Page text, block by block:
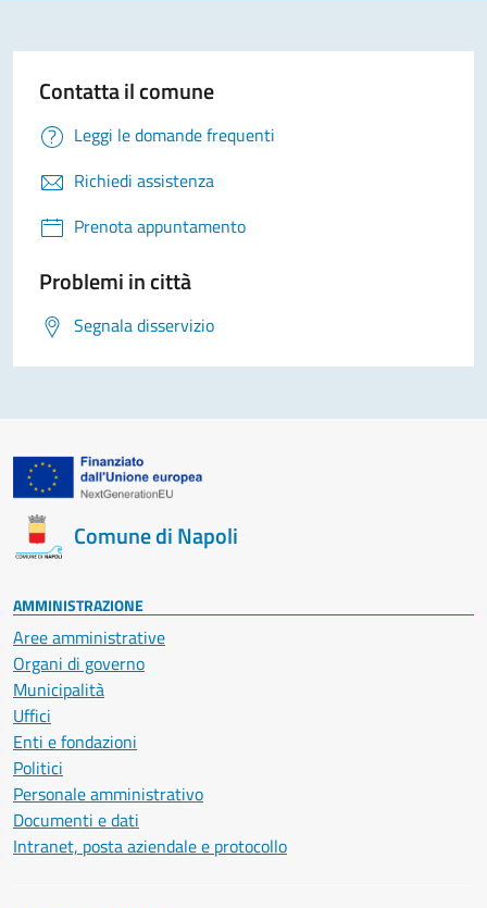
Contatta il comune
Leggi le domande frequenti
Richiedi assistenza
Prenota appuntamento
Problemi in città
Segnala disservizio
Comune di Napoli
AMMINISTRAZIONE
Aree amministrative
Organi di governo
Municipalità
Uffici
Enti e fondazioni
Politici
Personale amministrativo
Documenti e dati
Intranet, posta aziendale e protocollo